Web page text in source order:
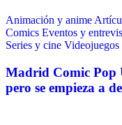
Animación y anime
Comics Eventos y
Series y cine Videojuegos
Madrid Comic Pop
pero se empieza a